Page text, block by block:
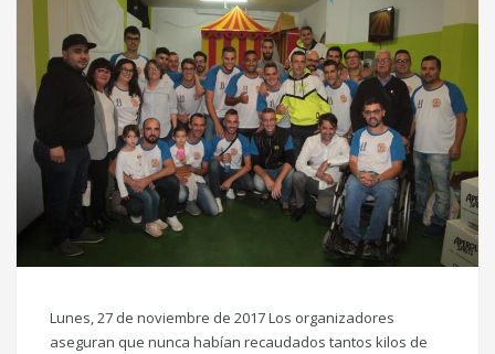
Lunes, 27 de noviembre de 2017 Los organizadores
aseguran que nunca habían recaudados tantos kilos de